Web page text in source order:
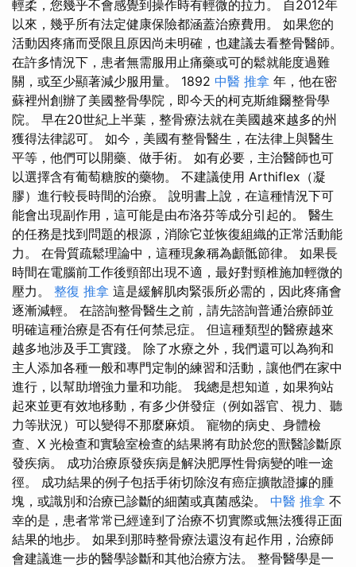
輕柔，您幾乎不會感覺到操作時有輕微的拉力。 自2012年
以來，幾乎所有法定健康保險都涵蓋治療費用。 如果您的
活動因疼痛而受限且原因尚未明確，也建議去看整骨醫師。
在許多情況下，患者無需服用止痛藥或可的鬆就能度過難
關，或至少顯著減少服用量。 1892 中醫 推拿 年，他在密
蘇裡州創辦了美國整骨學院，即今天的柯克斯維爾整骨學
院。 早在20世紀上半葉，整骨療法就在美國越來越多的州
獲得法律認可。 如今，美國有整骨醫生，在法律上與醫生
平等，他們可以開藥、做手術。 如有必要，主治醫師也可
以選擇含有葡萄糖胺的藥物。 不建議使用 Arthiflex（凝
膠）進行較長時間的治療。 說明書上說，在這種情況下可
能會出現副作用，這可能是由布洛芬等成分引起的。 醫生
的任務是找到問題的根源，消除它並恢復組織的正常活動能
力。 在骨質疏鬆理論中，這種現象稱為顱骶節律。 如果長
時間在電腦前工作後頸部出現不適，最好對頸椎施加輕微的
壓力。 整復 推拿 這是緩解肌肉緊張所必需的，因此疼痛會
逐漸減輕。 在諮詢整骨醫生之前，請先諮詢普通治療師並
明確這種治療是否有任何禁忌症。 但這種類型的醫療越來
越多地涉及手工實踐。 除了水療之外，我們還可以為狗和
主人添加各種一般和專門定制的練習和活動，讓他們在家中
進行，以幫助增強力量和功能。 我總是想知道，如果狗站
起來並更有效地移動，有多少併發症（例如器官、視力、聽
力等狀況）可以變得不那麼麻煩。 寵物的病史、身體檢
查、X 光檢查和實驗室檢查的結果將有助於您的獸醫診斷原
發疾病。 成功治療原發疾病是解決肥厚性骨病變的唯一途
徑。 成功結果的例子包括手術切除沒有癌症擴散證據的腫
塊，或識別和治療已診斷的細菌或真菌感染。 中醫 推拿 不
幸的是，患者常常已經達到了治療不切實際或無法獲得正面
結果的地步。 如果到那時整骨療法還沒有起作用，治療師
會建議進一步的醫學診斷和其他治療方法。 整骨醫學是一